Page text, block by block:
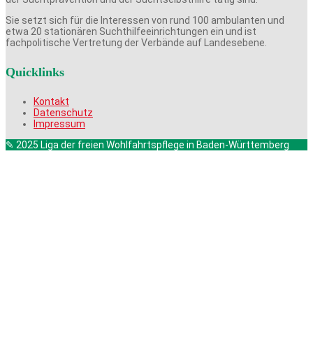
Sie setzt sich für die Interessen von rund 100 ambulanten und
etwa 20 stationären Suchthilfeeinrichtungen ein und ist
fachpolitische Vertretung der Verbände auf Landesebene.
Quicklinks
Kontakt
Datenschutz
Impressum
✎ 2025 Liga der freien Wohlfahrtspflege in Baden-Württemberg